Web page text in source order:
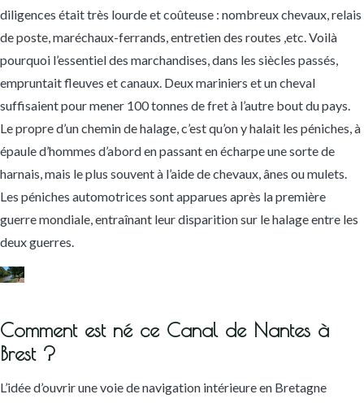
diligences était très lourde et coûteuse : nombreux chevaux, relais
de poste, maréchaux-ferrands, entretien des routes ,etc. Voilà
pourquoi l’essentiel des marchandises, dans les siècles passés,
empruntait fleuves et canaux. Deux mariniers et un cheval
suffisaient pour mener 100 tonnes de fret à l’autre bout du pays.
Le propre d’un chemin de halage, c’est qu’on y halait les péniches, à
épaule d’hommes d’abord en passant en écharpe une sorte de
harnais, mais le plus souvent à l’aide de chevaux, ânes ou mulets.
Les péniches automotrices sont apparues après la première
guerre mondiale, entraînant leur disparition sur le halage entre les
deux guerres.
Comment est né ce Canal de Nantes à
Brest ?
L’idée d’ouvrir une voie de navigation intérieure en Bretagne